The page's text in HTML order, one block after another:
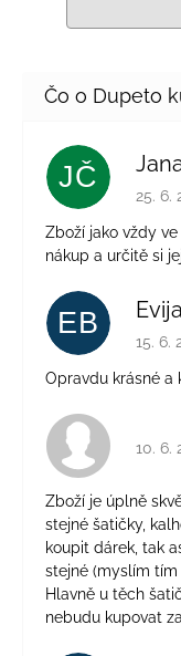
JČ
25. 6.
Zboží jako vždy
nákup a určitě si
EB
15. 6.
Opravdu krásné
10. 6.
Zboží je úplně
stejné šatičky,
koupit dárek, tak
stejné (myslím tím
Hlavně u těch
nebudu kupovat